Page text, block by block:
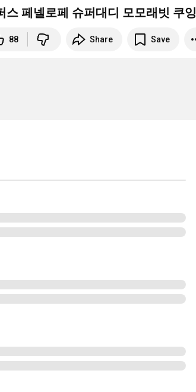
페넬로페 슈퍼대디 모모래빗 쿠잉
88 Share Save